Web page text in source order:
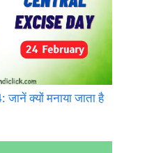
क्यों मनाया जाता है